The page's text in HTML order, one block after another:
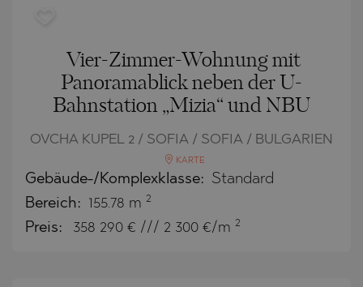
Vier-Zimmer-Wohnung mit
Panoramablick neben der U-
Bahnstation „Mizia“ und NBU
OVCHA KUPEL 2 / SOFIA / SOFIA / BULGARIEN
KARTE
Gebäude-/Komplexklasse: Standard
Bereich: 155.78 m 2
Preis: 358 290 € /// 2 300 €/m 2